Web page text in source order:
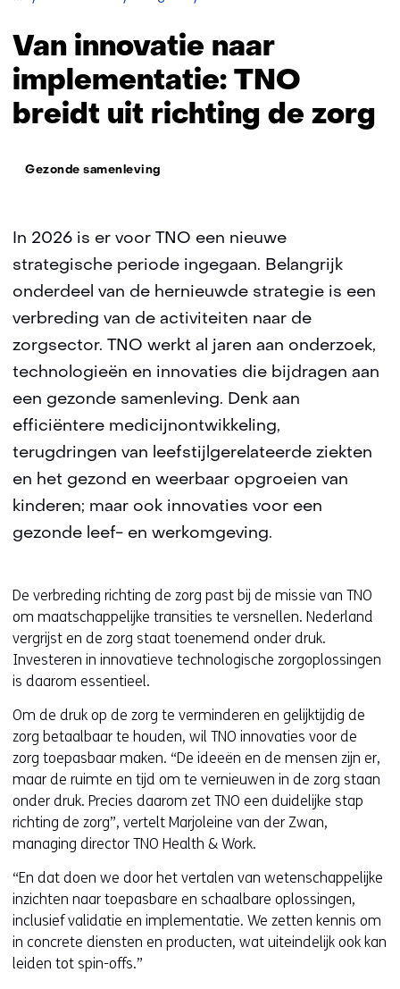
implementatie:
TNO
breidt
uit
richting
Van innovatie naar
implementatie: TNO
breidt uit richting de zorg
Thema:
Gezonde samenleving
In 2026 is er voor TNO een nieuwe
strategische periode ingegaan. Belangrijk
onderdeel van de hernieuwde strategie is een
verbreding van de activiteiten naar de
zorgsector. TNO werkt al jaren aan onderzoek,
technologieën en innovaties die bijdragen aan
een gezonde samenleving. Denk aan
efficiëntere medicijnontwikkeling,
terugdringen van leefstijlgerelateerde ziekten
en het gezond en weerbaar opgroeien van
kinderen; maar ook innovaties voor een
gezonde leef- en werkomgeving.
De verbreding richting de zorg past bij de missie van TNO
om maatschappelijke transities te versnellen. Nederland
vergrijst en de zorg staat toenemend onder druk.
Investeren in innovatieve technologische zorgoplossingen
is daarom essentieel.
Om de druk op de zorg te verminderen en gelijktijdig de
zorg betaalbaar te houden, wil TNO innovaties voor de
zorg toepasbaar maken. “De ideeën en de mensen zijn er,
maar de ruimte en tijd om te vernieuwen in de zorg staan
onder druk. Precies daarom zet TNO een duidelijke stap
richting de zorg”, vertelt Marjoleine van der Zwan,
managing director TNO Health & Work.
“En dat doen we door het vertalen van wetenschappelijke
inzichten naar toepasbare en schaalbare oplossingen,
inclusief validatie en implementatie. We zetten kennis om
in concrete diensten en producten, wat uiteindelijk ook kan
leiden tot spin-offs.”